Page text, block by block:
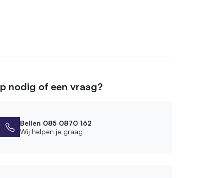
nodig of een vraag?
Bellen 085 0870 162
Wij helpen je graag